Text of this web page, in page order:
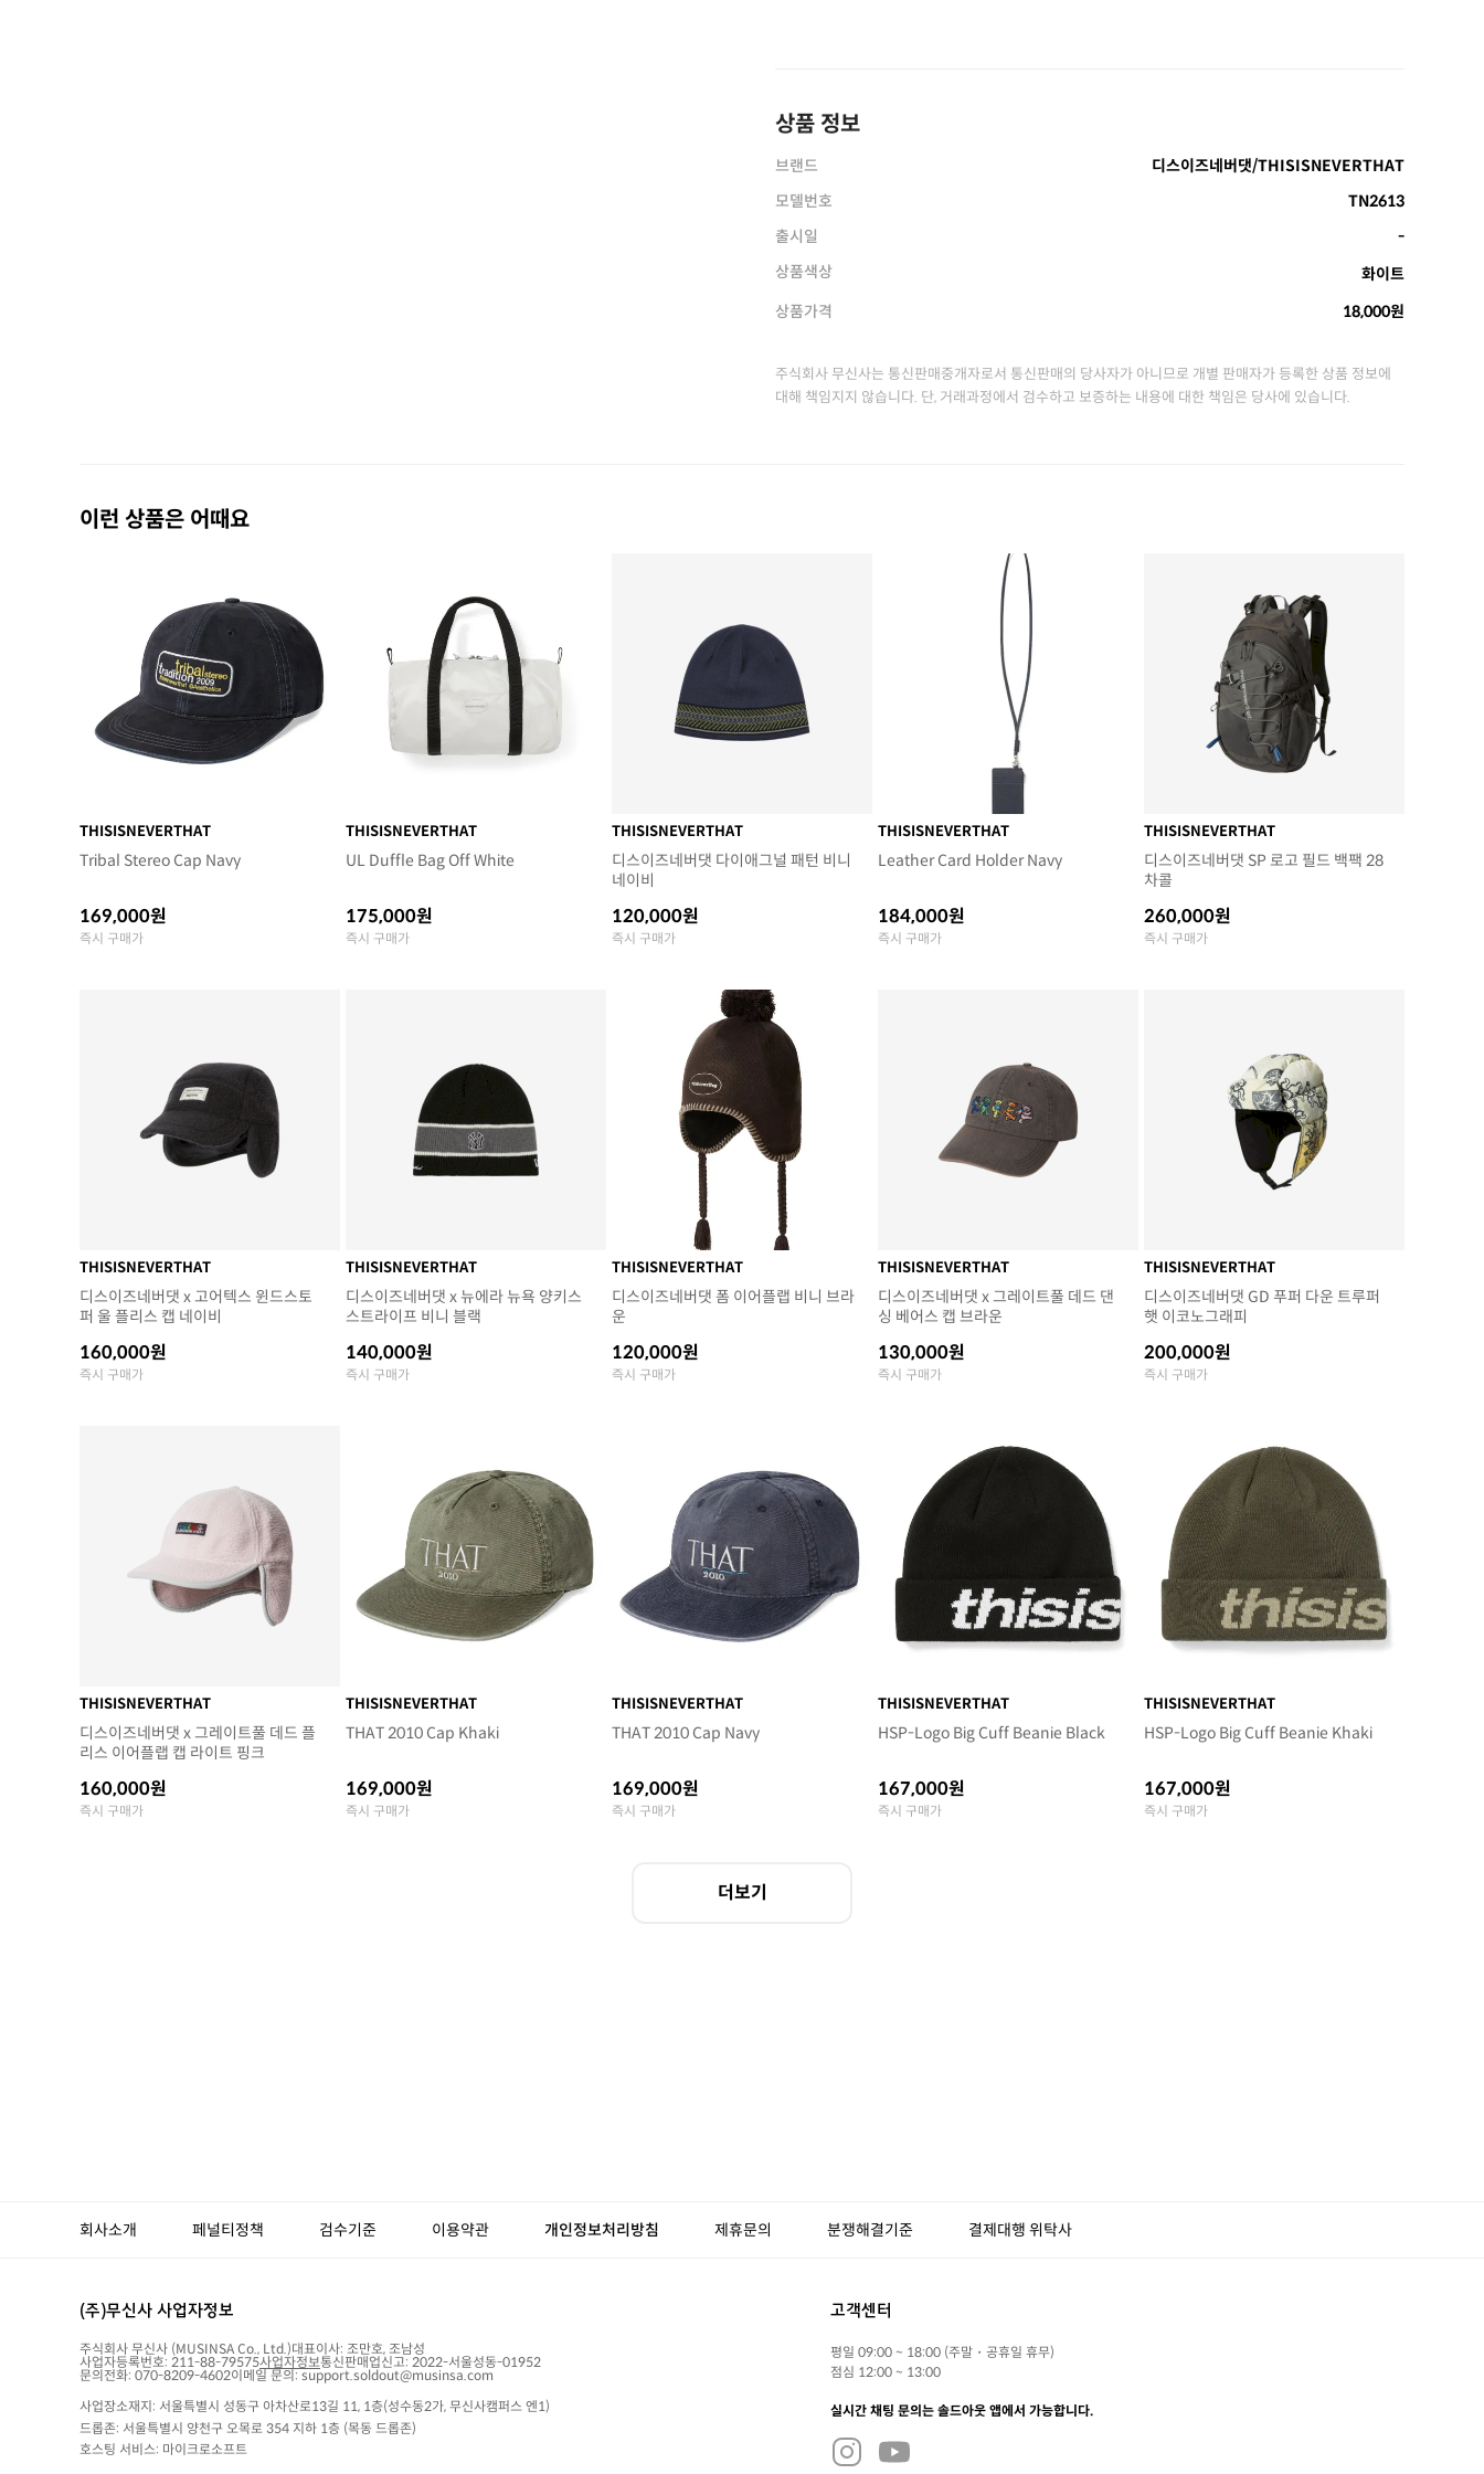
상품 정보
브랜드
디스이즈네버댓/THISISNEVERTHAT
모델번호
TN2613
출시일
-
상품색상
화이트
상품가격
18,000원
주식회사 무신사는 통신판매중개자로서 통신판매의 당사자가 아니므로 개별 판매자가 등록한 상품 정보에
대해 책임지지 않습니다. 단, 거래과정에서 검수하고 보증하는 내용에 대한 책임은 당사에 있습니다.
이런 상품은 어때요
THISISNEVERTHAT
Tribal Stereo Cap Navy
169,000원
즉시 구매가
THISISNEVERTHAT
UL Duffle Bag Off White
175,000원
즉시 구매가
THISISNEVERTHAT
디스이즈네버댓 다이애그널 패턴 비니
네이비
120,000원
즉시 구매가
THISISNEVERTHAT
Leather Card Holder Navy
184,000원
즉시 구매가
THISISNEVERTHAT
디스이즈네버댓 SP 로고 필드 백팩 28
차콜
260,000원
즉시 구매가
THISISNEVERTHAT
디스이즈네버댓 x 고어텍스 윈드스토
퍼 울 플리스 캡 네이비
160,000원
즉시 구매가
THISISNEVERTHAT
디스이즈네버댓 x 뉴에라 뉴욕 양키스
스트라이프 비니 블랙
140,000원
즉시 구매가
THISISNEVERTHAT
디스이즈네버댓 폼 이어플랩 비니 브라
운
120,000원
즉시 구매가
THISISNEVERTHAT
디스이즈네버댓 x 그레이트풀 데드 댄
싱 베어스 캡 브라운
130,000원
즉시 구매가
THISISNEVERTHAT
디스이즈네버댓 GD 푸퍼 다운 트루퍼
햇 이코노그래피
200,000원
즉시 구매가
THISISNEVERTHAT
디스이즈네버댓 x 그레이트풀 데드 플
리스 이어플랩 캡 라이트 핑크
160,000원
즉시 구매가
THISISNEVERTHAT
THAT 2010 Cap Khaki
169,000원
즉시 구매가
THISISNEVERTHAT
THAT 2010 Cap Navy
169,000원
즉시 구매가
THISISNEVERTHAT
HSP-Logo Big Cuff Beanie Black
167,000원
즉시 구매가
THISISNEVERTHAT
HSP-Logo Big Cuff Beanie Khaki
167,000원
즉시 구매가
더보기
회사소개 페널티정책 검수기준 이용약관 개인정보처리방침 제휴문의 분쟁해결기준 결제대행 위탁사
(주)무신사 사업자정보
주식회사 무신사 (MUSINSA Co., Ltd.)대표이사: 조만호, 조남성
사업자등록번호: 211-88-79575사업자정보통신판매업신고: 2022-서울성동-01952
문의전화: 070-8209-4602이메일 문의: support.soldout@musinsa.com
사업장소재지: 서울특별시 성동구 아차산로13길 11, 1층(성수동2가, 무신사캠퍼스 엔1)
드롭존: 서울특별시 양천구 오목로 354 지하 1층 (목동 드롭존)
호스팅 서비스: 마이크로소프트
고객센터
평일 09:00 ~ 18:00 (주말・공휴일 휴무)
점심 12:00 ~ 13:00
실시간 채팅 문의는 솔드아웃 앱에서 가능합니다.